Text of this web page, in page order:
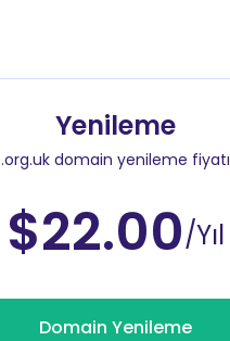
Yenileme
.org.uk domain yenileme fiyatı
$22.00/Yıl
Domain Yenileme